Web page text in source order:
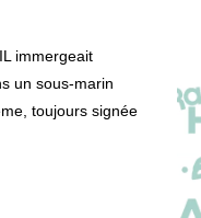
immergeait
un sous-marin
toujours signée